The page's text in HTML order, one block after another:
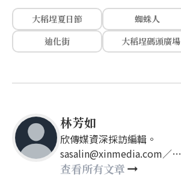
大稻埕夏日節
蜘蛛人
迪化街
大稻埕碼頭廣場
林芳如
欣傳媒資深採訪編輯。
sasalin@xinmedia.com／
happy21917@gmail.com
查看所有文章